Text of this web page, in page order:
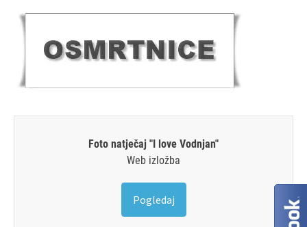
Foto natječaj "I love Vodnjan"
Web izložba
Pogledaj